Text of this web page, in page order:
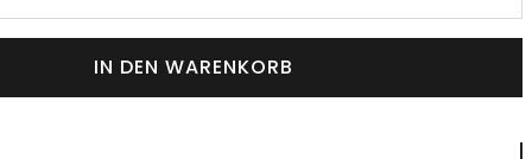
IN DEN WARENKORB